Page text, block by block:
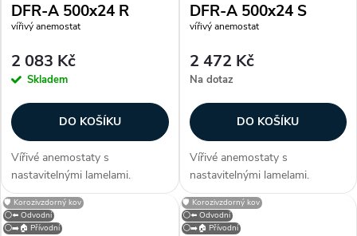
DFR-A 500x24 R
vířivý anemostat
2 083 Kč
Skladem
DO KOŠÍKU
Vířivé anemostaty s
nastavitelnými lamelami.
Konstrukce Anemostaty jsou
vyrobeny z galvanizovaného
plechu opatřeného bílou
DFR-A 500x24 S
vířivý anemostat
2 472 Kč
Na dotaz
DO KOŠÍKU
Vířivé anemostaty s
nastavitelnými lamelami.
Konstrukce Anemostaty jsou
vyrobeny z galvanizovaného
plechu opatřeného bílou
⚪⬅️ Odvodní
⚪➡️🏠 Přívodní
🛡️ Korozivzdorný kov
⚪⬅️ Odvodní
⚪➡️🏠 Přívodní
🛡️ Korozivzdorný kov